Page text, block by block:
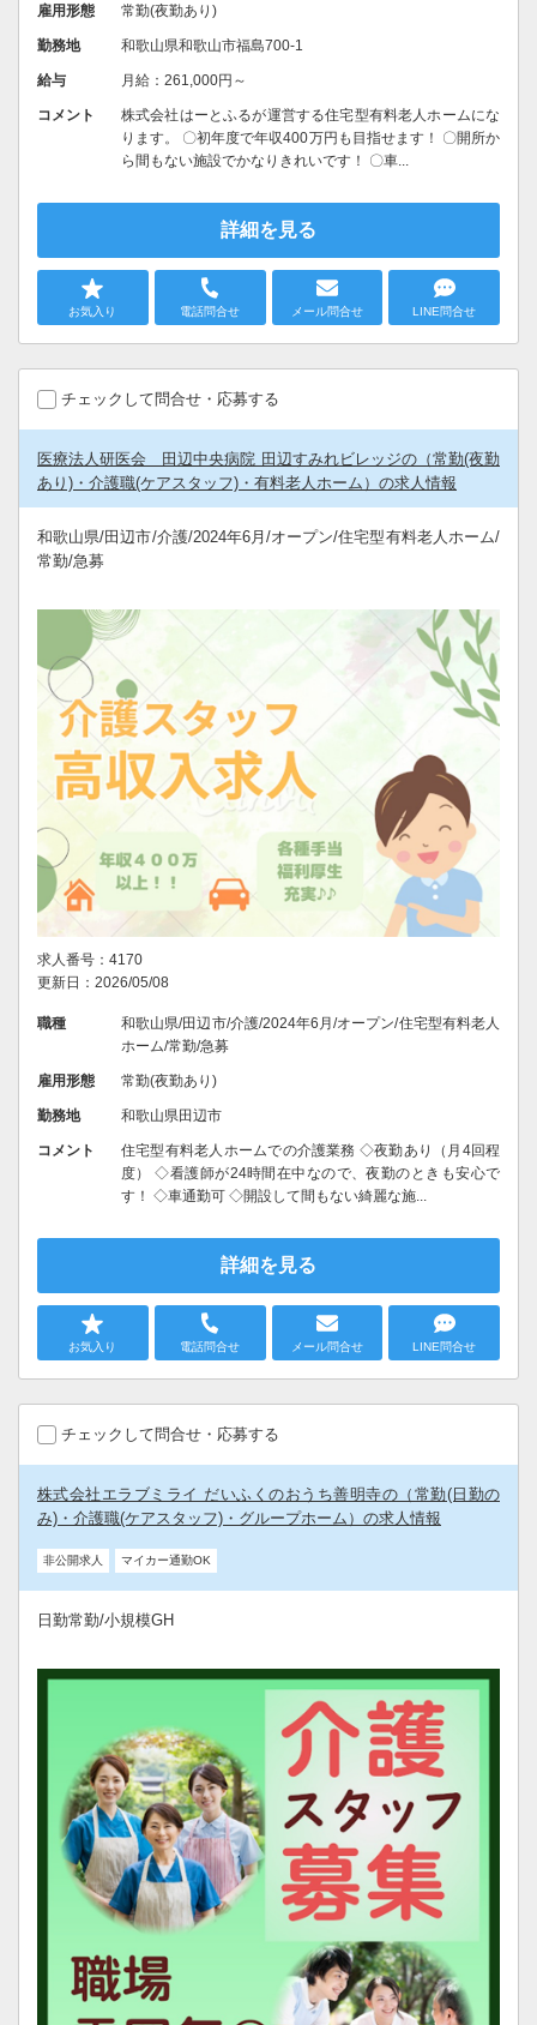
雇用形態 常勤(夜勤あり)
勤務地 和歌山県和歌山市福島700-1
給与 月給：261,000円～
コメント
株式会社はーとふるが運営する住宅型有料老人ホームにな
ります。 〇初年度で年収400万円も目指せます！ 〇開所か
ら間もない施設でかなりきれいです！ 〇車...
詳細を見る
お気入り 電話問合せ メール問合せ LINE問合せ
チェックして問合せ・応募する
医療法人研医会 田辺中央病院 田辺すみれビレッジの（常勤(夜勤
あり)・介護職(ケアスタッフ)・有料老人ホーム）の求人情報
和歌山県/田辺市/介護/2024年6月/オープン/住宅型有料老人ホーム/
常勤/急募
求人番号：4170
更新日：2026/05/08
職種
和歌山県/田辺市/介護/2024年6月/オープン/住宅型有料老人
ホーム/常勤/急募
雇用形態 常勤(夜勤あり)
勤務地 和歌山県田辺市
コメント
住宅型有料老人ホームでの介護業務 ◇夜勤あり（月4回程
度） ◇看護師が24時間在中なので、夜勤のときも安心で
す！ ◇車通勤可 ◇開設して間もない綺麗な施...
詳細を見る
お気入り 電話問合せ メール問合せ LINE問合せ
チェックして問合せ・応募する
株式会社エラブミライ だいふくのおうち善明寺の（常勤(日勤の
み)・介護職(ケアスタッフ)・グループホーム）の求人情報
非公開求人 マイカー通勤OK
日勤常勤/小規模GH